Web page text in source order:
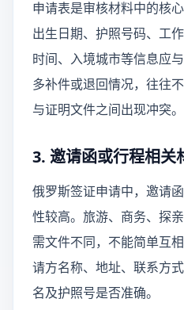
申请表是审核材料中的核
出生日期、护照号码、工
时间、入境城市等信息应
多补件或退回情况，往往
与证明文件之间出现冲突。
3. 邀请函或行程相关
俄罗斯签证申请中，邀请
性较高。旅游、商务、探
需文件不同，不能简单互
请方名称、地址、联系方
名及护照号是否准确。